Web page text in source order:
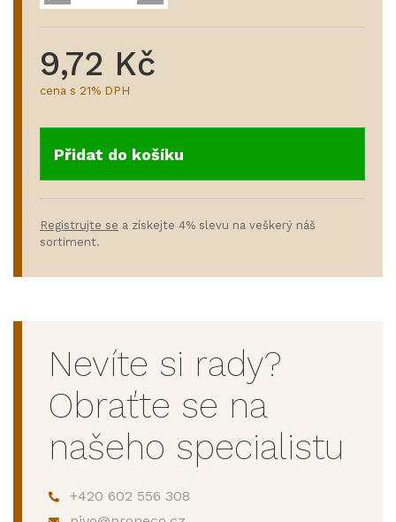
9,72 Kč
cena s 21% DPH
Přidat do košíku
Registrujte se a získejte 4% slevu na veškerý náš
sortiment.
Nevíte si rady?
Obraťte se na
našeho specialistu
+420 602 556 308